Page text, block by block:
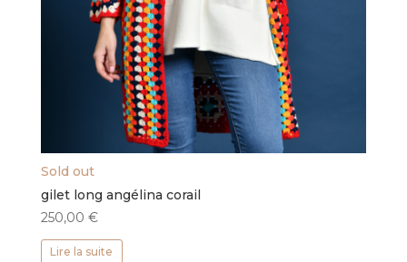
Sold out
gilet long angélina corail
250,00 €
Lire la suite